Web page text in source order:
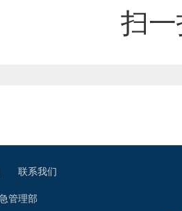
扫
联系我们
管理部